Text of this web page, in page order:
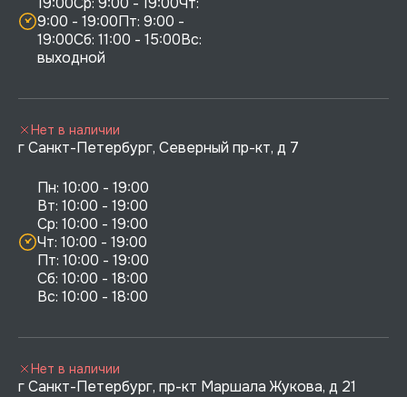
9:00 - 19:00Пт: 9:00 -
19:00Сб: 11:00 - 15:00Вс:
выходной
г Санкт-Петербург, Северный пр-кт, д 7
Пн: 10:00 - 19:00
Вт: 10:00 - 19:00
Ср: 10:00 - 19:00
Чт: 10:00 - 19:00
Пт: 10:00 - 19:00
Сб: 10:00 - 18:00
Нет в наличии
г Санкт-Петербург, пр-кт Маршала Жукова, д 21
Нет в наличии